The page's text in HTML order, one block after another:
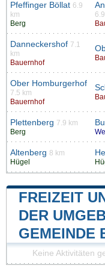
Pfeffinger Böllat 6.9
km
Berg
Danneckershof 7.1
km
Bauernhof
Ober Homburgerhof
7.5 km
Bauernhof
Plettenberg 7.9 km
Berg
Altenberg 8 km
Hügel
FREIZEIT
DER
GEMEINDE
Keine Aktivitäten